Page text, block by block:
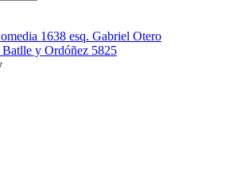
1638 esq. Gabriel Otero
y Ordóñez 5825